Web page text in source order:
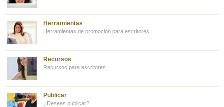
Herramientas
Herramientas de promoción para escritores
Recursos
Recursos para escritores
Publicar
¿Deseas publicar?